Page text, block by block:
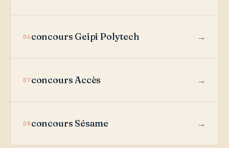
06 concours Geipi Polytech
07 concours Accès
08 concours Sésame